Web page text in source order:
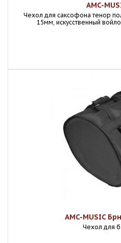
AMC-
Чехол для саксофона тенор
15мм, искусственный
AMC-MUSIC
Чехол для